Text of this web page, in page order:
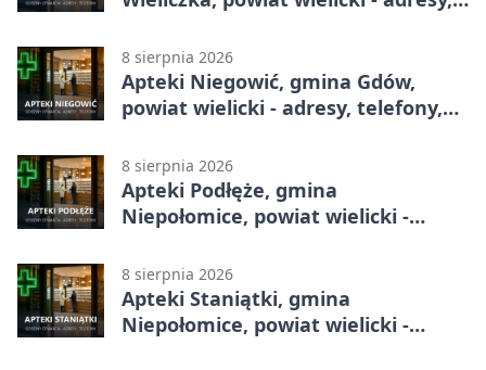
8 sierpnia 2026
Apteki Niegowić, gmina Gdów,
powiat wielicki - adresy, telefony,
8 sierpnia 2026
Apteki Podłęże, gmina
Niepołomice, powiat wielicki -
8 sierpnia 2026
Apteki Staniątki, gmina
Niepołomice, powiat wielicki -